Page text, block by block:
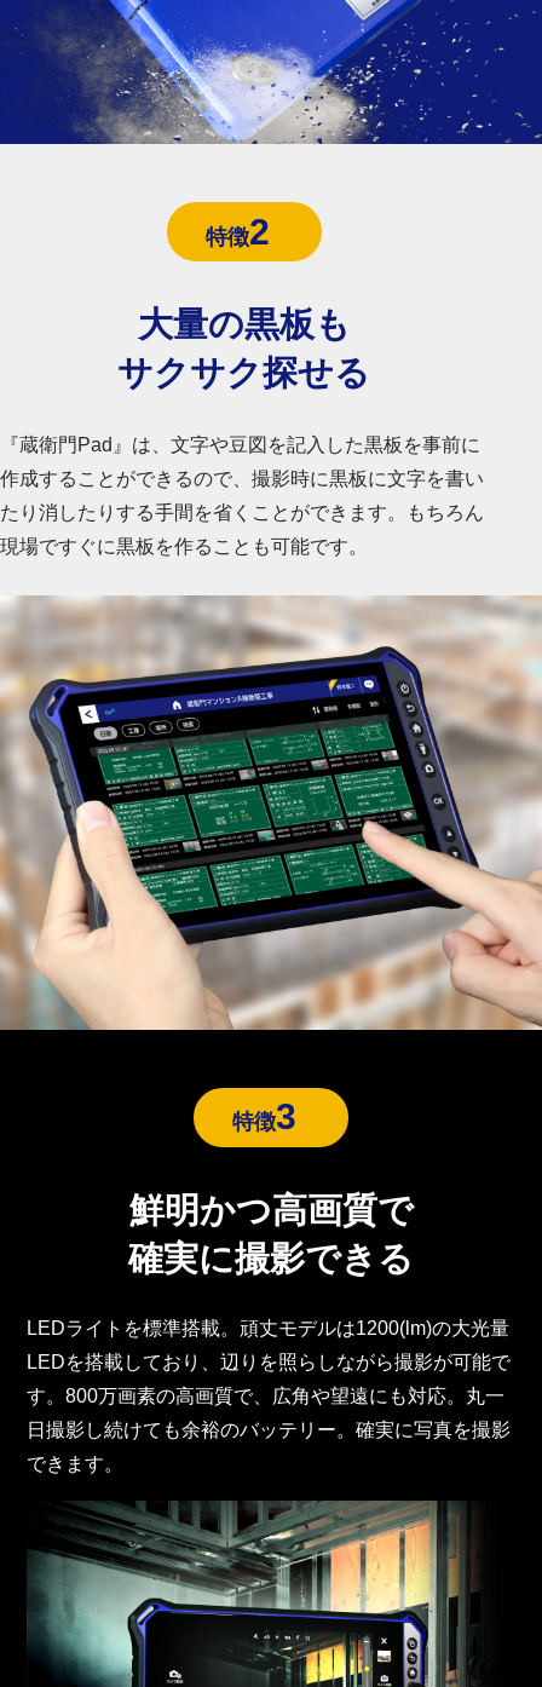
特徴2
大量の黒板も
サクサク探せる
『蔵衛門Pad』は、文字や豆図を記入した黒板を事前に
作成することができるので、撮影時に黒板に文字を書い
たり消したりする手間を省くことができます。もちろん
現場ですぐに黒板を作ることも可能です。
特徴3
鮮明かつ高画質で
確実に撮影できる
LEDライトを標準搭載。頑丈モデルは1200(lm)の大光量
LEDを搭載しており、辺りを照らしながら撮影が可能で
す。800万画素の高画質で、広角や望遠にも対応。丸一
日撮影し続けても余裕のバッテリー。確実に写真を撮影
できます。